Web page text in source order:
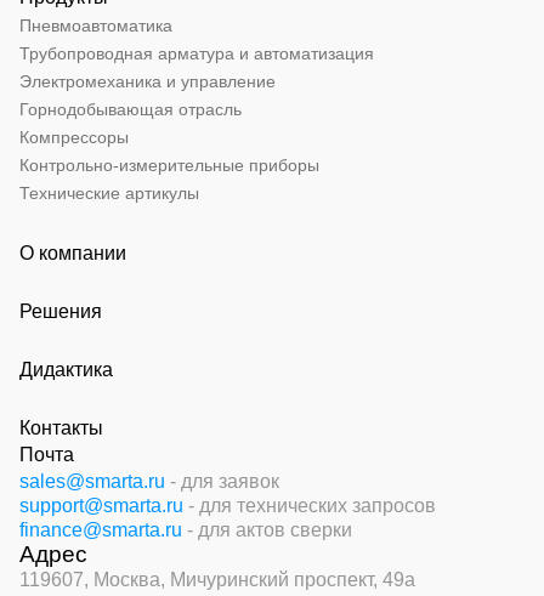
Пневмоавтоматика
Трубопроводная арматура и автоматизация
Электромеханика и управление
Горнодобывающая отрасль
Компрессоры
Контрольно-измерительные приборы
Технические артикулы
О компании
Решения
Дидактика
Контакты
Почта
sales@smarta.ru - для заявок
support@smarta.ru - для технических запросов
finance@smarta.ru - для актов сверки
Адрес
119607, Москва, Мичуринский проспект, 49а